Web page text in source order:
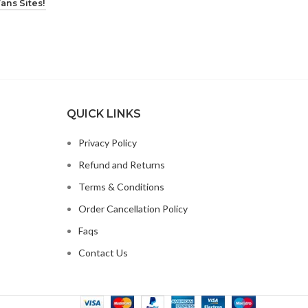
Sites!
QUICK LINKS
Privacy Policy
Refund and Returns
Terms & Conditions
Order Cancellation Policy
Faqs
Contact Us